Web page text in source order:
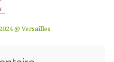
@ Versailles